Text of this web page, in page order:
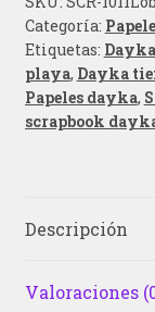
Categoría:
Etiquetas:
playa, Dayka
Papeles dayka,
scrapbook
Descripción
Valoraciones